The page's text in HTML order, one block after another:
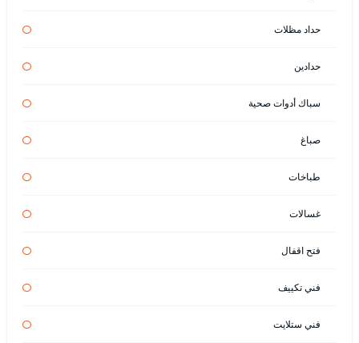
حداد مظلات
حدادين
سباك أدوات صحية
صباغ
طباخات
غسالات
فتح اقفال
فني تكييف
فني ستلايت